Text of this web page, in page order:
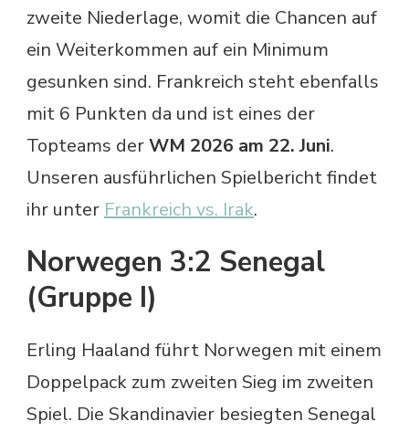
zweite Niederlage, womit die Chancen auf
ein Weiterkommen auf ein Minimum
gesunken sind. Frankreich steht ebenfalls
mit 6 Punkten da und ist eines der
Topteams derWM 2026 am 22. Juni.
Unseren ausführlichen Spielbericht findet
ihr unterFrankreich vs. Irak.
Norwegen 3:2 Senegal
(Gruppe I)
Erling Haaland führt Norwegen mit einem
Doppelpack zum zweiten Sieg im zweiten
Spiel. Die Skandinavier besiegten Senegal